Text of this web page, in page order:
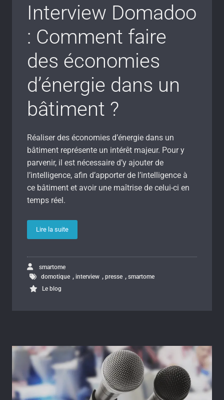
Interview Domadoo
: Comment faire
des économies
d’énergie dans un
bâtiment ?
Réaliser des économies d’énergie dans un
bâtiment représente un intérêt majeur. Pour y
parvenir, il est nécessaire d’y ajouter de
l’intelligence, afin d’apporter de l’intelligence à
ce bâtiment et avoir une maîtrise de celui-ci en
temps réel.
Lire la suite
smartome
domotique , interview , presse , smartome
Le blog